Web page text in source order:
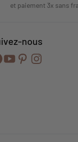
et paiement 3x sans
nous